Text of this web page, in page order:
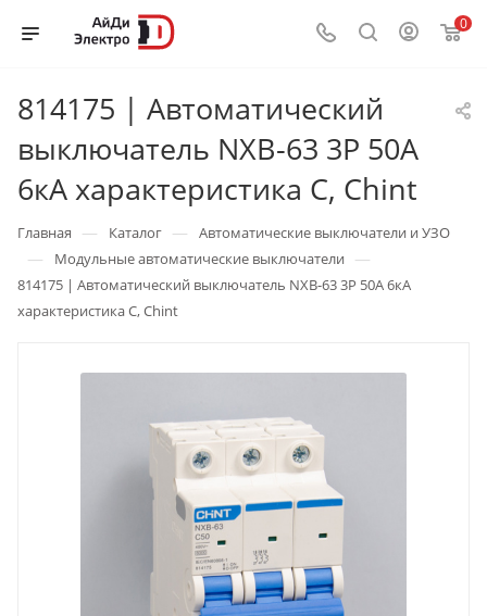
0
814175 | Автоматический
выключатель NXB-63 3P 50А
6кА характеристика C, Chint
Главная — Каталог — Автоматические выключатели и УЗО
— Модульные автоматические выключатели —
814175 | Автоматический выключатель NXB-63 3P 50А 6кА
характеристика C, Chint